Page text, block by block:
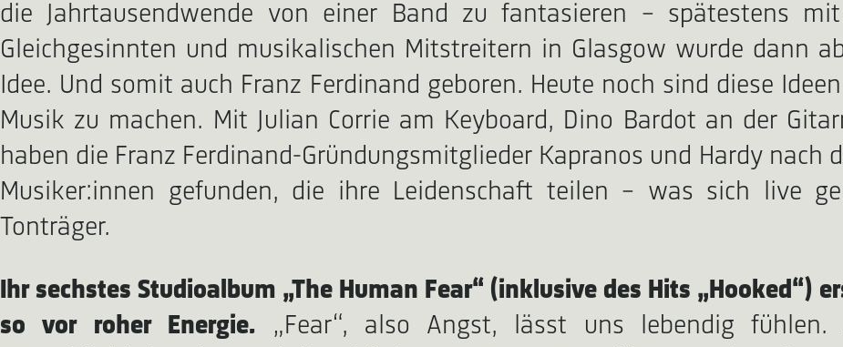
die Jahrtausendwende von einer Band zu fantasieren – spätestens
Gleichgesinnten und musikalischen Mitstreitern in Glasgow wurde dann
Idee. Und somit auch Franz Ferdinand geboren. Heute noch sind diese
Musik zu machen. Mit Julian Corrie am Keyboard, Dino Bardot an der
haben die Franz Ferdinand-Gründungsmitglieder Kapranos und Hardy nach
Musiker:innen gefunden, die ihre Leidenschaft teilen – was sich live
Tonträger.
Ihr sechstes Studioalbum „The Human Fear“ (inklusive des Hits „Hooked“)
so vor roher Energie. „Fear“, also Angst, lässt uns lebendig